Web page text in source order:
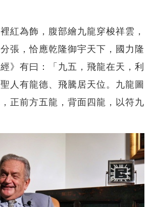
紅為飾，腹部繪九龍穿梭祥雲，
張，恰應乾隆御宇天下，國力隆
》有曰：「九五，飛龍在天，利
人有龍德、飛騰居天位。九龍圖
正前方五龍，背面四龍，以符九